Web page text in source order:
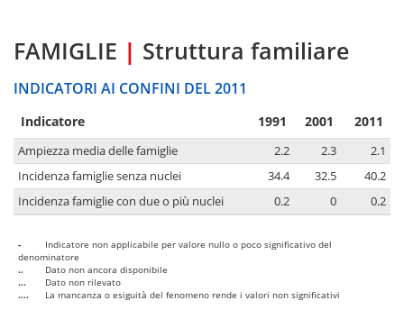
FAMIGLIE | Struttura familiare
INDICATORI AI CONFINI DEL 2011
Indicatore 1991 2001 2011
Ampiezza media delle famiglie 2.2 2.3
2.1
Incidenza famiglie senza nuclei
34.4 32.5
40.2
Incidenza famiglie con due o più nuclei
0.2 0 0.2
-
Indicatore non applicabile per valore nullo o poco significativo del
denominatore
..
Dato non ancora disponibile
...
Dato non rilevato
....
La mancanza o esiguità del fenomeno rende i valori non significativi